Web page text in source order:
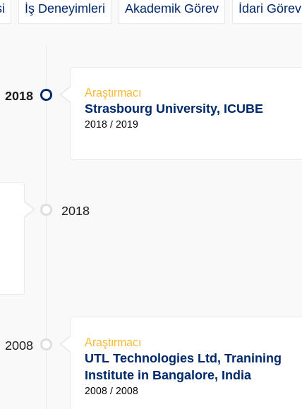
İş Deneyimleri Akademik Görev İdari Görev
2018 Araştırmacı
Strasbourg University, ICUBE
2018 / 2019
2018
2008 Araştırmacı
UTL Technologies Ltd, Tranining
Institute in Bangalore, India
2008 / 2008